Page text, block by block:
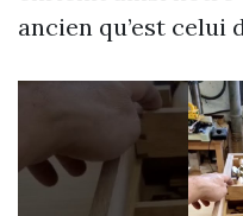
ancien qu’est celui